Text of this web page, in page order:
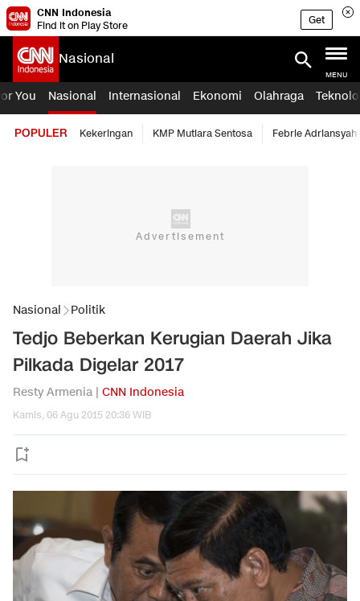
CNN Indonesia
Find it on Play Store
Get
Nasional
MENU
You Nasional Internasional Ekonomi Olahraga
POPULER Kekeringan KMP Mutiara Sentosa Febrie Adriansyah
Nasional Politik
Tedjo Beberkan Kerugian Daerah Jika
Pilkada Digelar 2017
Resty Armenia | CNN Indonesia
Kamis, 06 Agu 2015 20:36 WIB